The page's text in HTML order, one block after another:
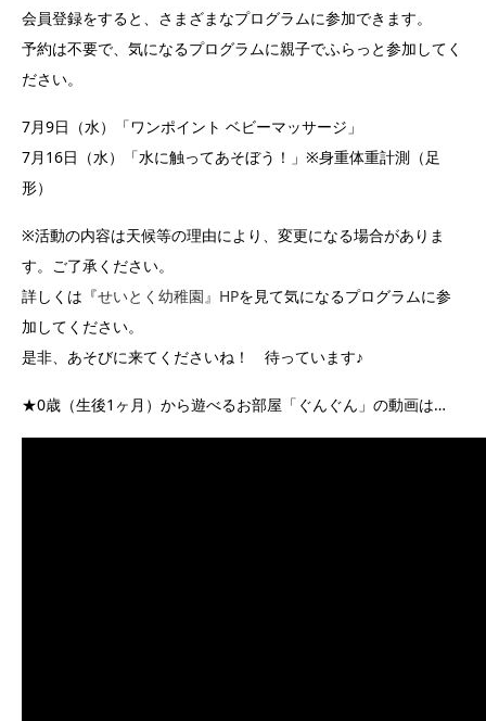
会員登録をすると、さまざまなプログラムに参加できます。
予約は不要で、気になるプログラムに親子でふらっと参加してく
ださい。
7月9日（水）「ワンポイント ベビーマッサージ」
7月16日（水）「水に触ってあそぼう！」※身重体重計測（足
形）
※活動の内容は天候等の理由により、変更になる場合がありま
す。ご了承ください。
詳しくは『せいとく幼稚園』HPを見て気になるプログラムに参
加してください。
是非、あそびに来てくださいね！ 待っています♪
★0歳（生後1ヶ月）から遊べるお部屋「ぐんぐん」の動画は…